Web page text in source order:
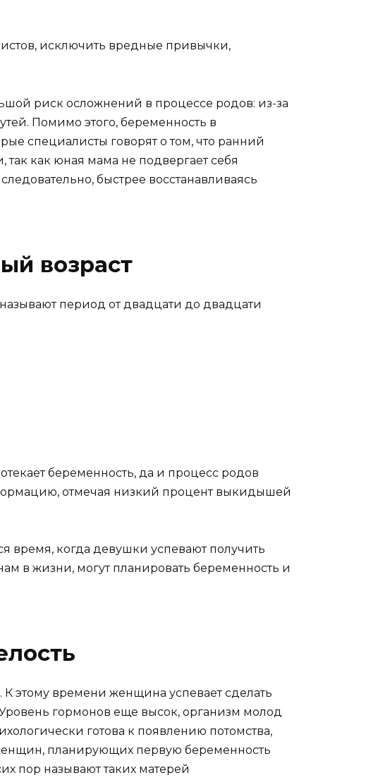
исключить вредные привычки,
риск осложнений в процессе родов: из-за
Помимо этого, беременность в
специалисты говорят о том, что ранний
как юная мама не подвергает себя
быстрее восстанавливаясь
возраст
период от двадцати до двадцати
беременность, да и процесс родов
отмечая низкий процент выкидышей
время, когда девушки успевают получить
в жизни, могут планировать беременность и
этому времени женщина успевает сделать
гормонов еще высок, организм молод
готова к появлению потомства,
планирующих первую беременность
пор называют таких матерей